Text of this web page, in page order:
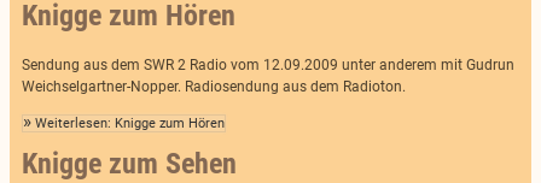
Knigge zum Hören
Sendung aus dem SWR 2 Radio vom 12.09.2009 unter anderem mit Gudrun
Weichselgartner-Nopper. Radiosendung aus dem Radioton.
Weiterlesen: Knigge zum Hören
Knigge zum Sehen